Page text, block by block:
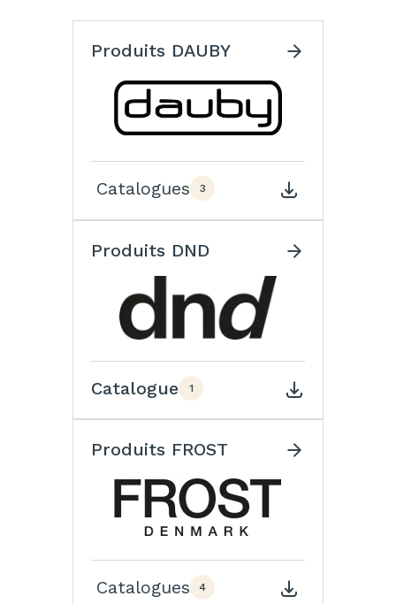
Produits DAUBY
Catalogues 3
Produits DND
Catalogue 1
Produits FROST
Catalogues 4